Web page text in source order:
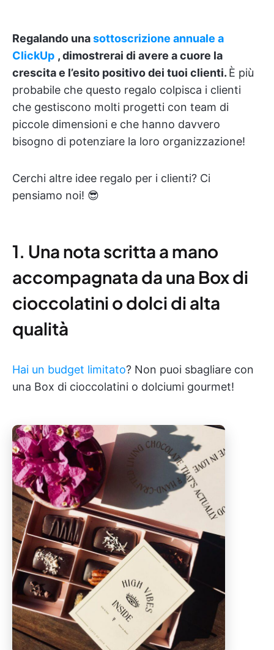
Regalando unasottoscrizione annuale a
ClickUp , dimostrerai di avere a cuore la
crescita e l’esito positivo dei tuoi clienti. È più
probabile che questo regalo colpisca i clienti
che gestiscono molti progetti con team di
piccole dimensioni e che hanno davvero
bisogno di potenziare la loro organizzazione!
Cerchi altre idee regalo per i clienti? Ci
pensiamo noi! 😎
1. Una nota scritta a mano
accompagnata da una Box di
cioccolatini o dolci di alta
qualità
Hai un budget limitato? Non puoi sbagliare con
una Box di cioccolatini o dolciumi gourmet!